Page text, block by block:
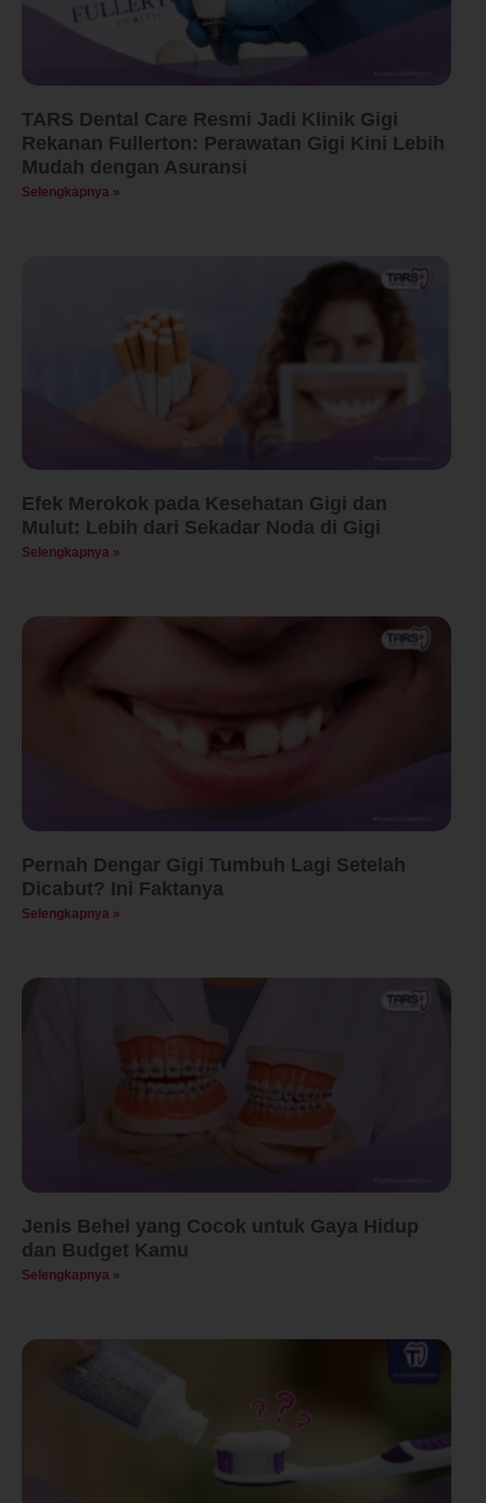
TARS Dental Care Resmi Jadi Klinik Gigi
Rekanan Fullerton: Perawatan Gigi Kini Lebih
Mudah dengan Asuransi
Selengkapnya »
Efek Merokok pada Kesehatan Gigi dan
Mulut: Lebih dari Sekadar Noda di Gigi
Selengkapnya »
Pernah Dengar Gigi Tumbuh Lagi Setelah
Dicabut? Ini Faktanya
Selengkapnya »
Jenis Behel yang Cocok untuk Gaya Hidup
dan Budget Kamu
Selengkapnya »